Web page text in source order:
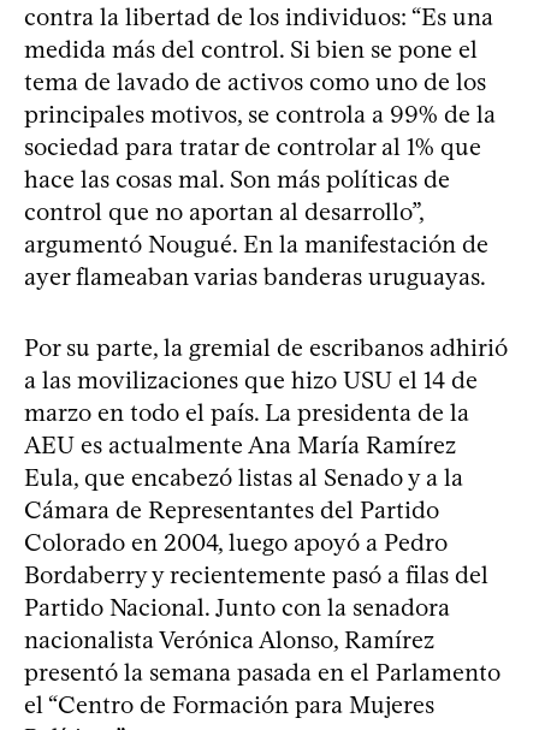
contra la libertad de los individuos: “Es una
medida más del control. Si bien se pone el
tema de lavado de activos como uno de los
principales motivos, se controla a 99% de la
sociedad para tratar de controlar al 1% que
hace las cosas mal. Son más políticas de
control que no aportan al desarrollo”,
argumentó Nougué. En la manifestación de
ayer flameaban varias banderas uruguayas.
Por su parte, la gremial de escribanos adhirió
a las movilizaciones que hizo USU el 14 de
marzo en todo el país. La presidenta de la
AEU es actualmente Ana María Ramírez
Eula, que encabezó listas al Senado y a la
Cámara de Representantes del Partido
Colorado en 2004, luego apoyó a Pedro
Bordaberry y recientemente pasó a filas del
Partido Nacional. Junto con la senadora
nacionalista Verónica Alonso, Ramírez
presentó la semana pasada en el Parlamento
el “Centro de Formación para Mujeres